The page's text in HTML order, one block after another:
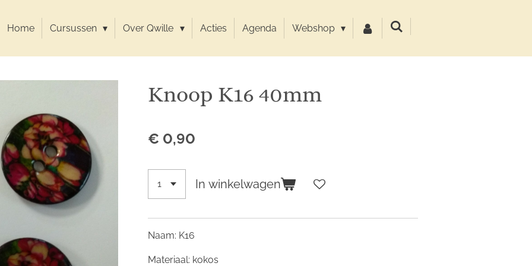
Home Cursussen Over Qwille Acties Agenda Webshop
Knoop K16 40mm
€ 0,90
In winkelwagen
Naam: K16
Materiaal: kokos